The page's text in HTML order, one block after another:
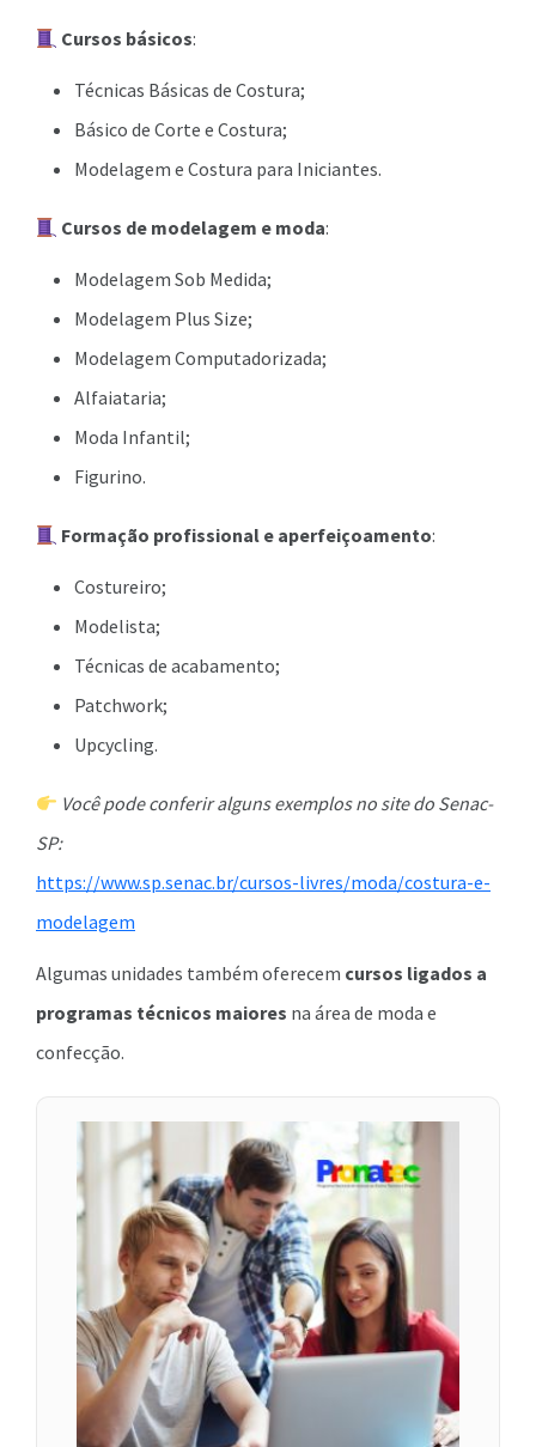
Cursos básicos:
Técnicas Básicas de Costura;
Básico de Corte e Costura;
Modelagem e Costura para Iniciantes.
Cursos de modelagem e moda:
Modelagem Sob Medida;
Modelagem Plus Size;
Modelagem Computadorizada;
Alfaiataria;
Moda Infantil;
Figurino.
Formação profissional e aperfeiçoamento:
Costureiro;
Modelista;
Técnicas de acabamento;
Patchwork;
Upcycling.
Você pode conferir alguns exemplos no site do Senac-
SP:
https://www.sp.senac.br/cursos-livres/moda/costura-e-
modelagem
Algumas unidades também oferecem cursos ligados a
programas técnicos maiores na área de moda e
confecção.